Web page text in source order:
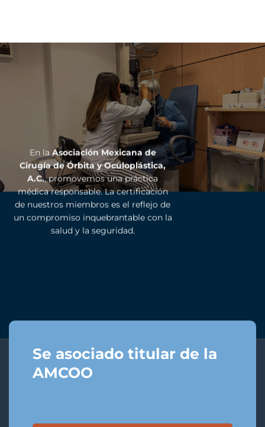
En la Asociación Mexicana de
Cirugía de Órbita y Oculoplástica,
A.C., promovemos una práctica
médica responsable. La certificación
de nuestros miembros es el reflejo de
un compromiso inquebrantable con la
salud y la seguridad.
Se asociado titular de la
AMCOO